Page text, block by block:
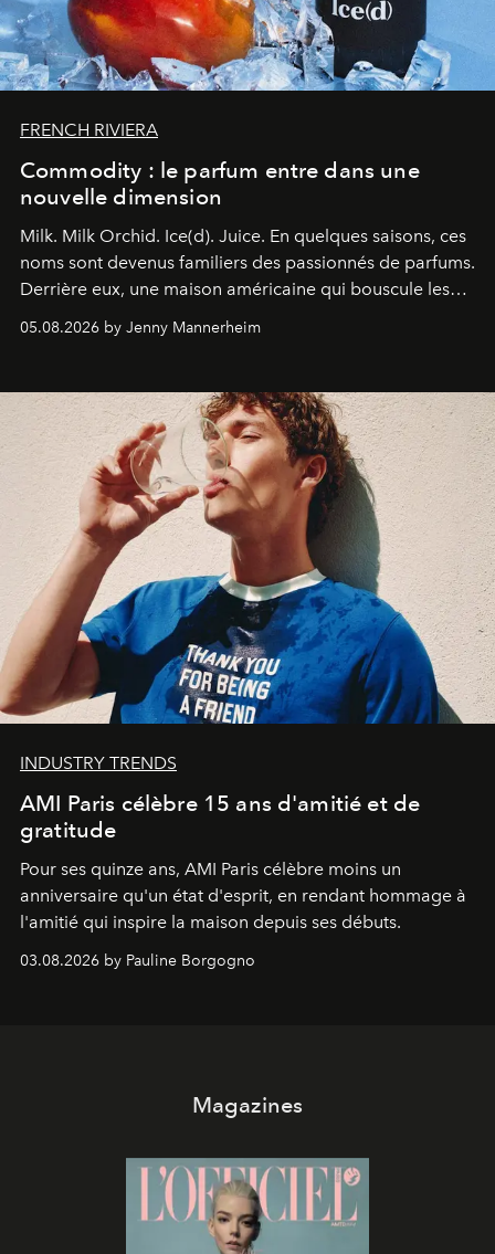
FRENCH RIVIERA
Commodity : le parfum entre dans une
nouvelle dimension
Milk. Milk Orchid. Ice(d). Juice. En quelques saisons, ces
noms sont devenus familiers des passionnés de parfums.
Derrière eux, une maison américaine qui bouscule les
codes de la parfumerie contemporaine en proposant
une approche aussi intuitive que personnelle :
05.08.2026 by Jenny Mannerheim
INDUSTRY TRENDS
AMI Paris célèbre 15 ans d'amitié et de
gratitude
Pour ses quinze ans, AMI Paris célèbre moins un
anniversaire qu'un état d'esprit, en rendant hommage à
l'amitié qui inspire la maison depuis ses débuts.
03.08.2026 by Pauline Borgogno
Magazines